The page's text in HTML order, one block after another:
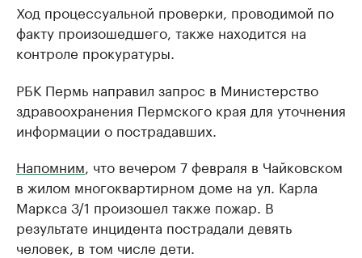
Ход процессуальной проверки, проводимой по
факту произошедшего, также находится на
контроле прокуратуры.
РБК Пермь направил запрос в Министерство
здравоохранения Пермского края для уточнения
информации о пострадавших.
Напомним , что вечером 7 февраля в Чайковском
в жилом многоквартирном доме на ул. Карла
Маркса 3/1 произошел также пожар. В
результате инцидента пострадали девять
человек, в том числе дети.